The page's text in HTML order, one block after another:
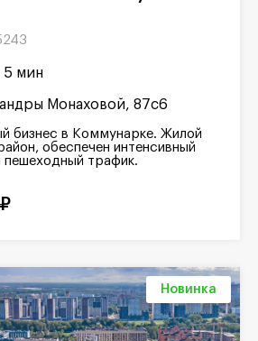
5 мин
Монаховой, 87с6
бизнес в Коммунарке. Жилой
обеспечен интенсивный
пешеходный трафик.
Новинка